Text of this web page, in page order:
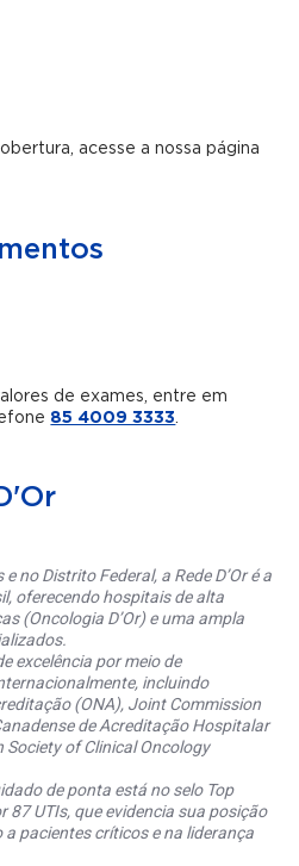
acesse a nossa página
de exames, entre em
85 4009 3333.
no Distrito Federal, a Rede D’Or é a
oferecendo hospitais de alta
(Oncologia D’Or) e uma ampla
excelência por meio de
incluindo
(ONA), Joint Commission
de Acreditação Hospitalar
Society of Clinical Oncology
de ponta está no selo Top
87 UTIs, que evidencia sua posição
pacientes críticos e na liderança